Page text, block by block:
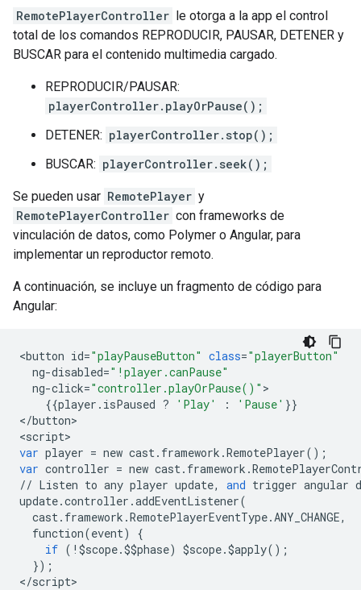
RemotePlayerController le otorga a la app el control
total de los comandos REPRODUCIR, PAUSAR, DETENER y
BUSCAR para el contenido multimedia cargado.
REPRODUCIR/PAUSAR:
playerController.playOrPause();
DETENER: playerController.stop();
BUSCAR: playerController.seek();
Se pueden usar RemotePlayer y
RemotePlayerController con frameworks de
vinculación de datos, como Polymer o Angular, para
implementar un reproductor remoto.
A continuación, se incluye un fragmento de código para
Angular:
<button id="playPauseButton" class="playerButton"
ng-disabled="!player.canPause"
ng-click="controller.playOrPause()"
{{player . isPaused ? 'Play' : 'Pause' }}
</button>
<script
var player = new cast. framework .RemotePlayer();
var controller = new cast. framework .
// Listen to any player update, and trigger angular
update.controller .addEventListener(
cast. framework .RemotePlayerEventType.ANY_CHANGE,
function(event)
{
if ( !$scope.$$phase) $scope.$apply();
});
</script>